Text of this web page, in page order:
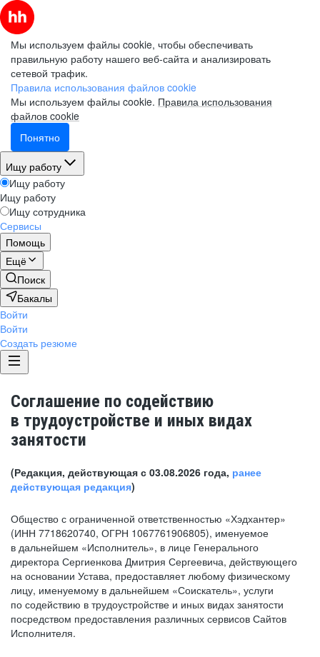
Мы используем файлы cookie, чтобы обеспечивать
правильную работу нашего веб-сайта и анализировать
сетевой трафик.
Правила использования файлов cookie
Мы используем файлы cookie. Правила использования
файлов cookie
Понятно
Ищу работу
Ищу работу
Ищу работу
Ищу сотрудника
Сервисы
Помощь
Ещё
Поиск
Бакалы
Войти
Войти
Создать резюме
Соглашение по содействию
в трудоустройстве и иных видах
занятости
(Редакция, действующая с 03.08.2026 года, ранее
действующая редакция)
Общество с ограниченной ответственностью «Хэдхантер»
(ИНН 7718620740, ОГРН 1067761906805), именуемое
в дальнейшем «Исполнитель», в лице Генерального
директора Сергиенкова Дмитрия Сергеевича, действующего
на основании Устава, предоставляет любому физическому
лицу, именуемому в дальнейшем «Соискатель», услуги
по содействию в трудоустройстве и иных видах занятости
посредством предоставления различных сервисов Сайтов
Исполнителя.